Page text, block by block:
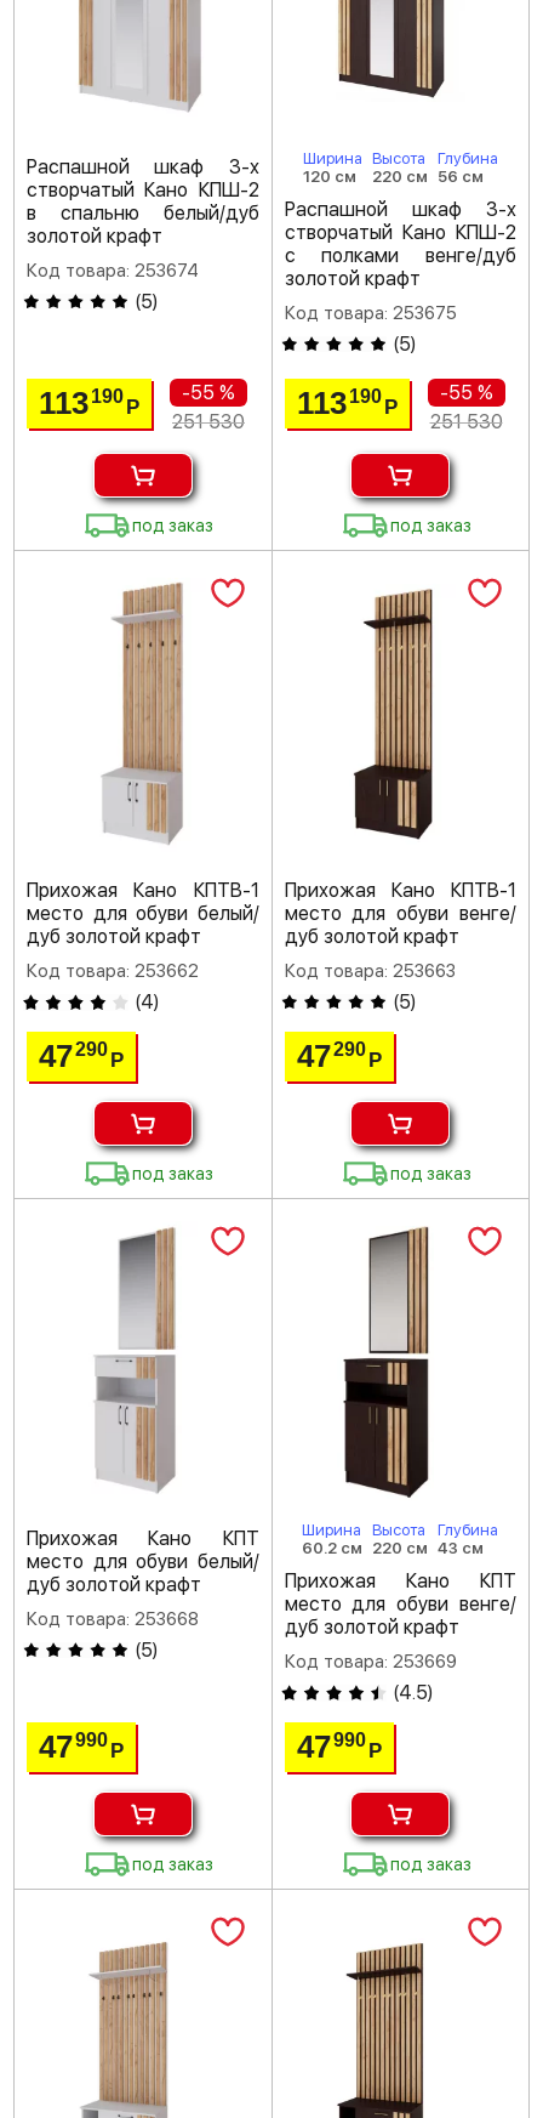
Распашной шкаф 3-х
створчатый Кано КПШ-2
в спальню белый/дуб
золотой крафт
Код товара: 253674
(5)
113190Р
-55 %
251 530
под заказ
Ширина
120 см
Высота
220 см
Глубина
56 см
Распашной шкаф 3-х
створчатый Кано КПШ-2
с полками венге/дуб
золотой крафт
Код товара: 253675
(5)
113 190 Р
-55 %
251 530
под заказ
Прихожая Кано КПТВ-1
место для обуви белый/
дуб золотой крафт
Код товара: 253662
(4)
47290Р
под заказ
Прихожая Кано КПТВ-1
место для обуви венге/
дуб золотой крафт
Код товара: 253663
(5)
47290 Р
под заказ
Прихожая Кано КПТ
место для обуви белый/
дуб золотой крафт
Код товара: 253668
(5)
47990Р
под заказ
Ширина
60.2 см
Высота
220 см
Глубина
43 см
Прихожая Кано КПТ
место для обуви венге/
дуб золотой крафт
Код товара: 253669
(4.5)
47990 Р
под заказ